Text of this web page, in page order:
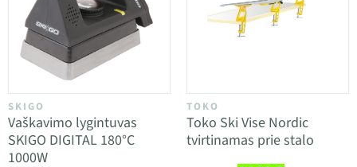
SKIGO
Vaškavimo lygintuvas
SKIGO DIGITAL 180°C
1000W
TOKO
Toko Ski Vise Nordic
tvirtinamas prie stalo